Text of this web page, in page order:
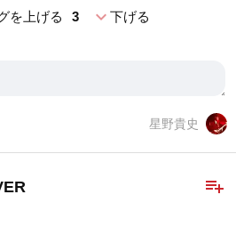
を上げる 3 expand_more下げる
星野貴史
playlist_add